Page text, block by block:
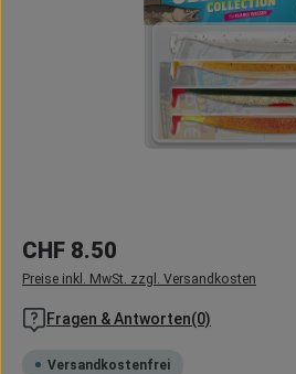
Regulärer Preis:
CHF 8.50
Preise inkl. MwSt. zzgl. Versandkosten
Fragen & Antworten(0)
Versandkostenfrei